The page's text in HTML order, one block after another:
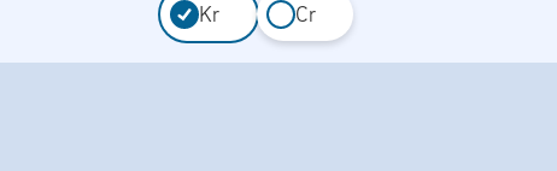
Kr Cr